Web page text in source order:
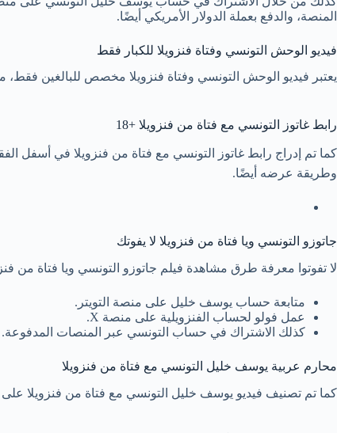
المنصة، والدفع بعملة الدولار الأمريكي أيضًا.
فيديو الوحش التونسي وفتاة فنزويلا للكبار فقط
يعتبر فيديو الوحش التونسي وفتاة فنزويلا مخصص للبالغين فقط، ممن تجاوزوا عمر الـ 18 عامًا. لذا يجب أن يكون محتوى هذا الفيلم بعيدًا عن متناول الأطفال
رابط غاتوز التونسي مع فتاة من فنزويلا +18
كما تم إدراج رابط غاتوز التونسي مع فتاة من فنزويلا في أسفل
وطريقة عرضه أيضًا.
جاتوزو التونسي ويا فتاة من فنزويلا لا يفوتك
لا تفوتوا معرفة طرق مشاهدة فيلم جاتوزو التونسي ويا فتاة من
متابعة حساب يوسف خليل على منصة التويتر.
عمل فولو لحساب الفنزويلية على منصة X.
كذلك الاشتراك في حساب التونسي عبر المنصات المدفوعة.
محارم عربية يوسف خليل التونسي مع فتاة من فنزويلا
كما تم تصنيف فيديو يوسف خليل التونسي مع فتاة من فنزويلا على أنه محارم عربية، ومخصص